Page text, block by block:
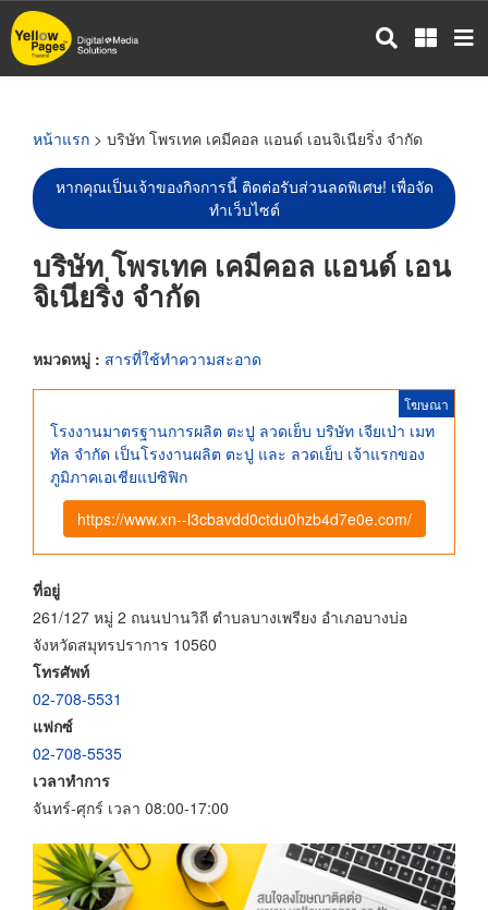
ข้าม
ไป
หน้าแรก > บริษัท โพรเทค เคมีคอล แอนด์ เอนจิเนียริ่ง จำกัด
หากคุณเป็นเจ้าของกิจการนี้ ติดต่อรับส่วนลดพิเศษ! เพื่อจัด
ทำเว็บไซต์
บริษัท โพรเทค เคมีคอล แอนด์ เอน
จิเนียริ่ง จำกัด
หมวดหมู่ : สารที่ใช้ทำความสะอาด
โฆษณา
โรงงานมาตรฐานการผลิต ตะปู ลวดเย็บ บริษัท เจียเป่า เมท
ทัล จำกัด เป็นโรงงานผลิต ตะปู และ ลวดเย็บ เจ้าแรกของ
ภูมิภาคเอเชียแปซิฟิก
https://www.xn--l3cbavdd0ctdu0hzb4d7e0e.com/
ที่อยู่
261/127 หมู่ 2 ถนนปานวิถี ตำบลบางเพรียง อำเภอบางบ่อ
จังหวัดสมุทรปราการ 10560
โทรศัพท์
02-708-5531
แฟกซ์
02-708-5535
เวลาทำการ
จันทร์-ศุกร์ เวลา 08:00-17:00